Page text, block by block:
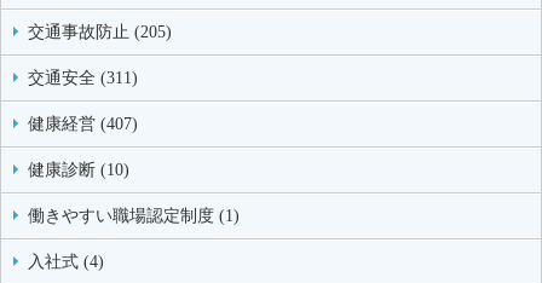
交通事故防止 (205)
交通安全 (311)
健康経営 (407)
健康診断 (10)
働きやすい職場認定制度 (1)
入社式 (4)